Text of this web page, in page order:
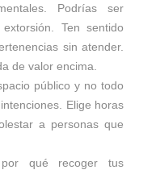
Podrías ser
Ten sentido
sin atender.
de valor encima.
público y no todo
Elige horas
a personas que
qué recoger tus